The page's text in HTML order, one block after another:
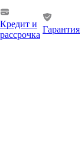
Кредит и
рассрочка
Гарантия